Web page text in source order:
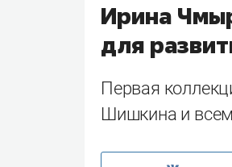
Ирина
для
Первая
Шишкина и